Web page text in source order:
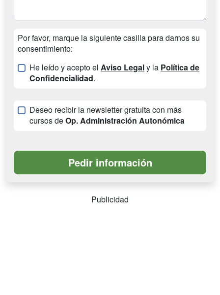
Por favor, marque la siguiente casilla para darnos su
consentimiento:
He leído y acepto el Aviso Legaly la Política de
Confidencialidad.
Deseo recibir la newsletter gratuita con más
cursos deOp. Administración Autonómica
Publicidad